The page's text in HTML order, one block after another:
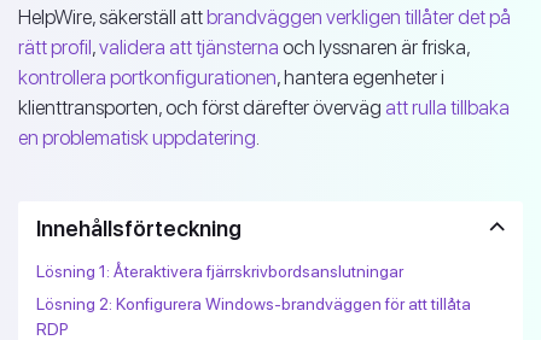
HelpWire, säkerställ attbrandväggen verkligen tillåter det på
rätt profil,validera att tjänsterna och lyssnaren är friska,
kontrollera portkonfigurationen, hantera egenheter i
klienttransporten, och först därefter överväg att rulla tillbaka
en problematisk uppdatering
Innehållsförteckning
Lösning 1: Återaktivera fjärrskrivbordsanslutningar
Lösning 2: Konfigurera Windows-brandväggen för att tillåta
RDP